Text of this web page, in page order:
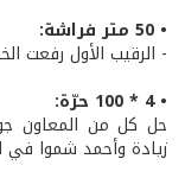
• 50 متر فراشة:
- الرقيب الأول رفعت
• 4 * 100 حرّة:
حل كل من المعاون
زيادة وأحمد شموا في